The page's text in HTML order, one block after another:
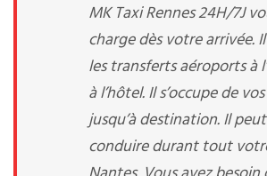
MK Taxi Rennes 24H/7J
charge dès votre arrivée.
les transferts aéroports à
à l’hôtel. Il s’occupe de
jusqu’à destination. Il
conduire durant tout